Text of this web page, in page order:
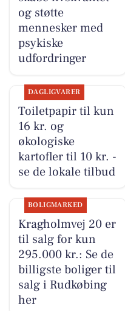
og støtte
mennesker med
psykiske
udfordringer
DAGLIGVARER
Toiletpapir til kun
16 kr. og
økologiske
kartofler til 10 kr. -
se de lokale tilbud
BOLIGMARKED
Kragholmvej 20 er
til salg for kun
295.000 kr.: Se de
billigste boliger til
salg i Rudkøbing
her